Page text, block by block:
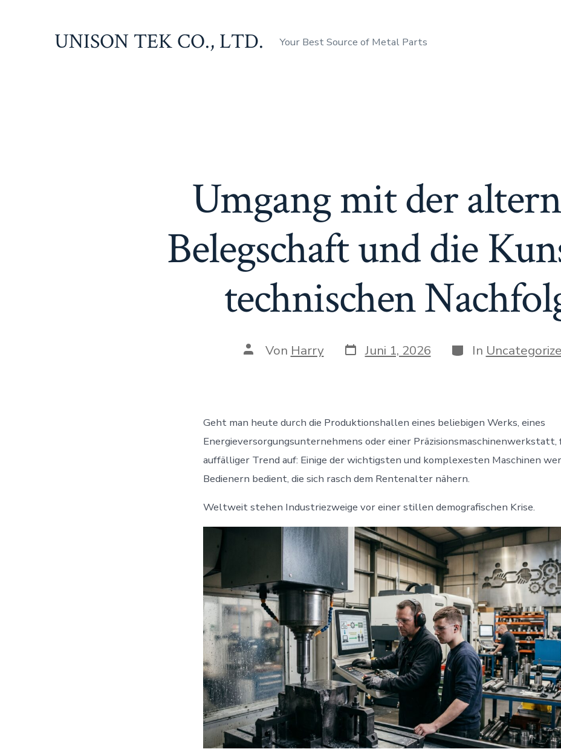
UNISON TEK CO., LTD. Your Best Source of Metal Parts
Umgang mit der
Belegschaft und die
technischen
Beitragsautor
Von Harry Veröffentlichungsdatum
Juni 1, 2026 Kategorien
In
Geht man heute durch die Produktionshallen eines beliebigen Werks, eines
Energieversorgungsunternehmens oder einer
auffälliger Trend auf: Einige der wichtigsten und komplexesten Maschinen
Bedienern bedient, die sich rasch dem Rentenalter nähern.
Weltweit stehen Industriezweige vor einer stillen demografischen Krise.